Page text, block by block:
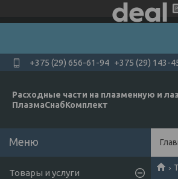
+375 (29) 656-61-94 +375 (29) 143-
Расходные части на плазменную и
ПлазмаСнабКомплект
Товары и услуги